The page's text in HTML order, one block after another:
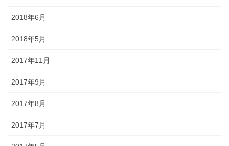
2018年6月
2018年5月
2017年11月
2017年9月
2017年8月
2017年7月